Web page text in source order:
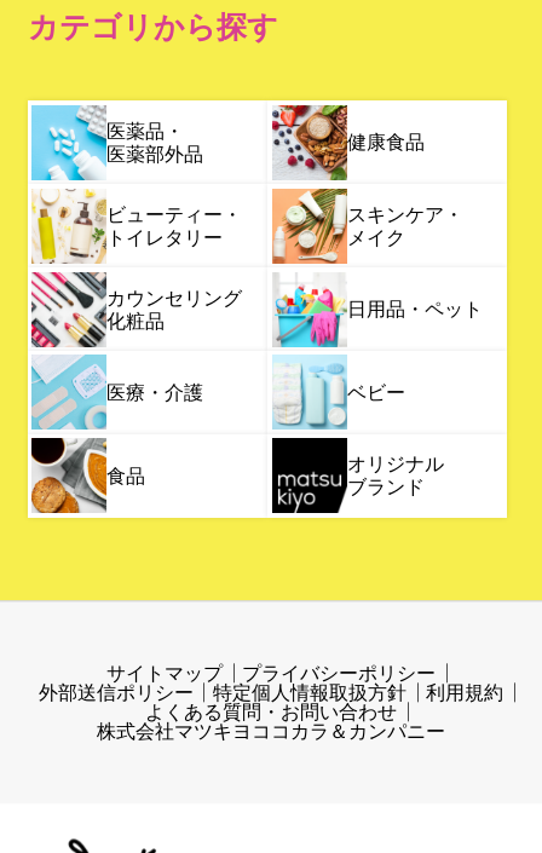
カテゴリから探す
医薬品・
医薬部外品
健康食品
ビューティー・
トイレタリー
スキンケア・
メイク
カウンセリング
化粧品
日用品・ペット
医療・介護 ベビー
食品
オリジナル
ブランド
サイトマップ
プライバシーポリシー
外部送信ポリシー
特定個人情報取扱方針
利用規約
よくある質問・お問い合わせ
株式会社マツキヨココカラ＆カンパニー